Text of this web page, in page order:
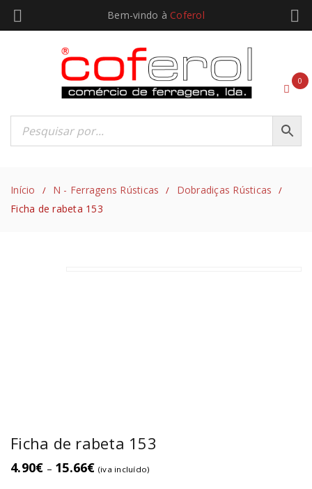
Bem-vindo à Coferol
0
Início / N - Ferragens Rústicas / Dobradiças Rústicas /
Ficha de rabeta 153
Ficha de rabeta 153
4.90€ – 15.66€ (iva incluído)